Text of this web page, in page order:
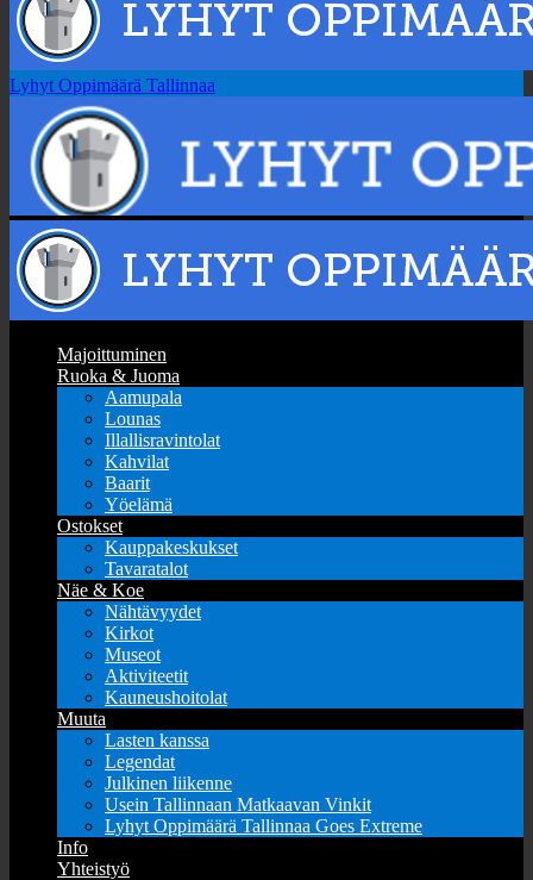
Lyhyt Oppimäärä Tallinnaa
Majoittuminen
Ruoka & Juoma
Aamupala
Lounas
Illallisravintolat
Kahvilat
Baarit
Yöelämä
Ostokset
Kauppakeskukset
Tavaratalot
Näe & Koe
Nähtävyydet
Kirkot
Museot
Aktiviteetit
Kauneushoitolat
Muuta
Lasten kanssa
Legendat
Julkinen liikenne
Usein Tallinnaan Matkaavan Vinkit
Lyhyt Oppimäärä Tallinnaa Goes Extreme
Info
Yhteistyö